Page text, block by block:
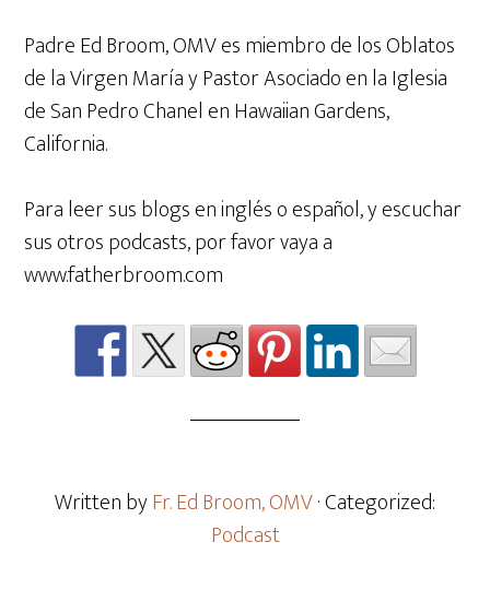
Padre Ed Broom, OMV es miembro de los Oblatos
de la Virgen María y Pastor Asociado en la Iglesia
de San Pedro Chanel en Hawaiian Gardens,
California.
Para leer sus blogs en inglés o español, y escuchar
sus otros podcasts, por favor vaya a
www.fatherbroom.com
Written byFr. Ed Broom, OMV· Categorized:
Podcast